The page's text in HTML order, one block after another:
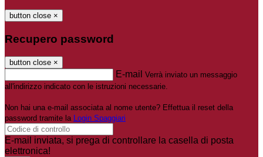
button close ×
Recupero password
button close ×
E-mail Verrà inviato un messaggio
all'indirizzo indicato con le istruzioni necessarie.
Non hai una e-mail associata al nome utente? Effettua il reset della
password tramite la Login Spaggiari
E-mail inviata, si prega di controllare la casella di posta
elettronica!